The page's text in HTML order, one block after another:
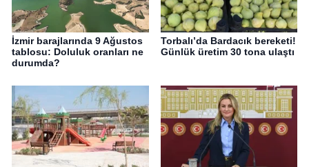
İzmir barajlarında 9 Ağustos
tablosu: Doluluk oranları ne
durumda?
Torbalı’da Bardacık bereketi!
Günlük üretim 30 tona ulaştı